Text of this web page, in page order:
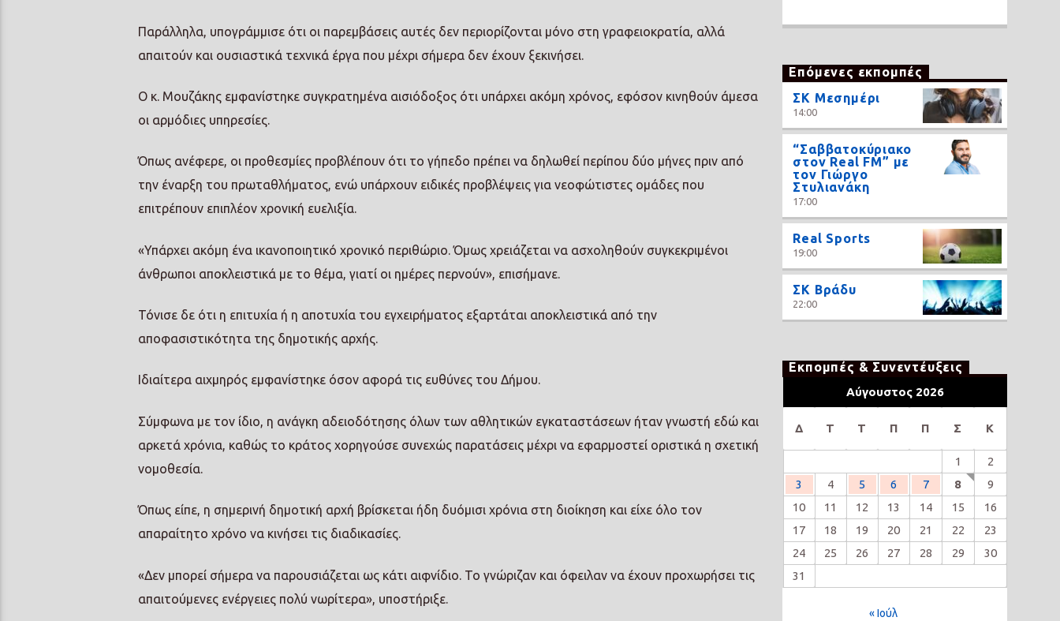
Παράλληλα, υπογράμμισε ότι οι παρεμβάσεις αυτές δεν περιορίζονται μόνο στη γραφειοκρατία, αλλά
απαιτούν και ουσιαστικά τεχνικά έργα που μέχρι σήμερα δεν έχουν ξεκινήσει.
Ο κ. Μουζάκης εμφανίστηκε συγκρατημένα αισιόδοξος ότι υπάρχει ακόμη χρόνος, εφόσον κινηθούν άμεσα
οι αρμόδιες υπηρεσίες.
Όπως ανέφερε, οι προθεσμίες προβλέπουν ότι το γήπεδο πρέπει να δηλωθεί περίπου δύο μήνες πριν από
την έναρξη του πρωταθλήματος, ενώ υπάρχουν ειδικές προβλέψεις για νεοφώτιστες ομάδες που
επιτρέπουν επιπλέον χρονική ευελιξία.
«Υπάρχει ακόμη ένα ικανοποιητικό χρονικό περιθώριο. Όμως χρειάζεται να ασχοληθούν συγκεκριμένοι
άνθρωποι αποκλειστικά με το θέμα, γιατί οι ημέρες περνούν», επισήμανε.
Τόνισε δε ότι η επιτυχία ή η αποτυχία του εγχειρήματος εξαρτάται αποκλειστικά από την
αποφασιστικότητα της δημοτικής αρχής.
Ιδιαίτερα αιχμηρός εμφανίστηκε όσον αφορά τις ευθύνες του Δήμου.
Σύμφωνα με τον ίδιο, η ανάγκη αδειοδότησης όλων των αθλητικών εγκαταστάσεων ήταν γνωστή εδώ και
αρκετά χρόνια, καθώς το κράτος χορηγούσε συνεχώς παρατάσεις μέχρι να εφαρμοστεί οριστικά η σχετική
νομοθεσία.
Όπως είπε, η σημερινή δημοτική αρχή βρίσκεται ήδη δυόμισι χρόνια στη διοίκηση και είχε όλο τον
απαραίτητο χρόνο να κινήσει τις διαδικασίες.
«Δεν μπορεί σήμερα να παρουσιάζεται ως κάτι αιφνίδιο. Το γνώριζαν και όφειλαν να έχουν προχωρήσει τις
απαιτούμενες ενέργειες πολύ νωρίτερα», υποστήριξε.
Επόμενες εκπομπές
ΣΚ Μεσημέρι
14:00
“Σαββατοκύριακο
στον Real FM” με
τον Γιώργο
Στυλιανάκη
17:00
Real Sports
19:00
ΣΚ Βράδυ
22:00
Εκπομπές & Συνεντέυξεις
Αύγουστος 2026
Δ Τ Τ Π Π Σ Κ
1
2
3
4 5 6 7 8
9
10
11 12 13 14 15
16
17
18 19 20 21 22
23
24
25 26 27 28 29
30
31
« Ιούλ